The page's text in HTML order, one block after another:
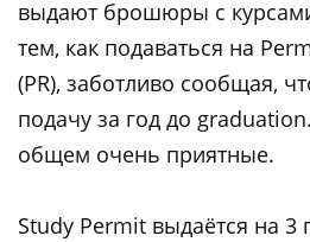
выдают брошюры с
тем, как подаваться на
(PR), заботливо сообщая,
подачу за год до
общем очень приятные.
Study Permit выдаётся на 3